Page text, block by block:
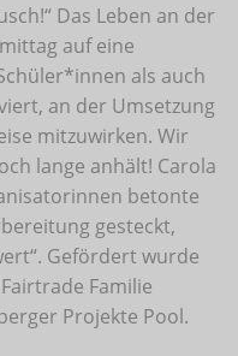
Das Leben an der
auf eine
als auch
an der Umsetzung
mitzuwirken. Wir
lange anhält! Carola
betonte
gesteckt,
Gefördert wurde
Familie
Projekte Pool.